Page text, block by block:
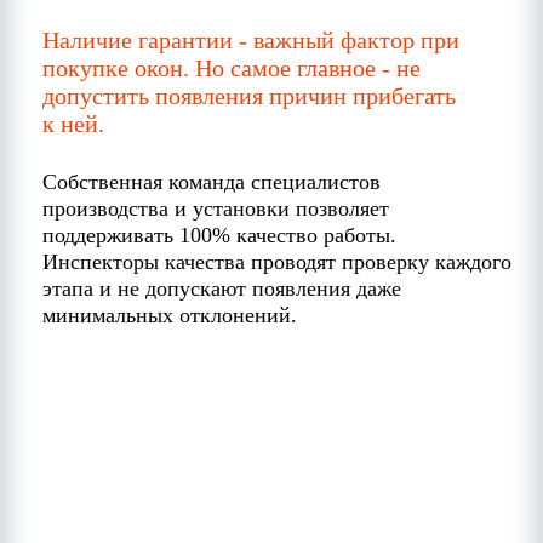
Наличие гарантии - важный фактор при
покупке окон. Но самое главное - не
допустить появления причин прибегать
к ней.
Собственная команда специалистов
производства и установки позволяет
поддерживать 100% качество работы.
Инспекторы качества проводят проверку каждого
этапа и не допускают появления даже
минимальных отклонений.